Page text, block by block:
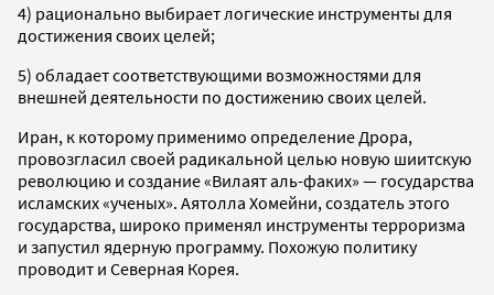
4) рационально выбирает логические инструменты для
достижения своих целей;
5) обладает соответствующими возможностями для
внешней деятельности по достижению своих целей.
Иран, к которому применимо определение Дрора,
провозгласил своей радикальной целью новую шиитскую
революцию и создание «Вилаят аль-факих» — государства
исламских «ученых». Аятолла Хомейни, создатель этого
государства, широко применял инструменты терроризма
и запустил ядерную программу. Похожую политику
проводит и Северная Корея.